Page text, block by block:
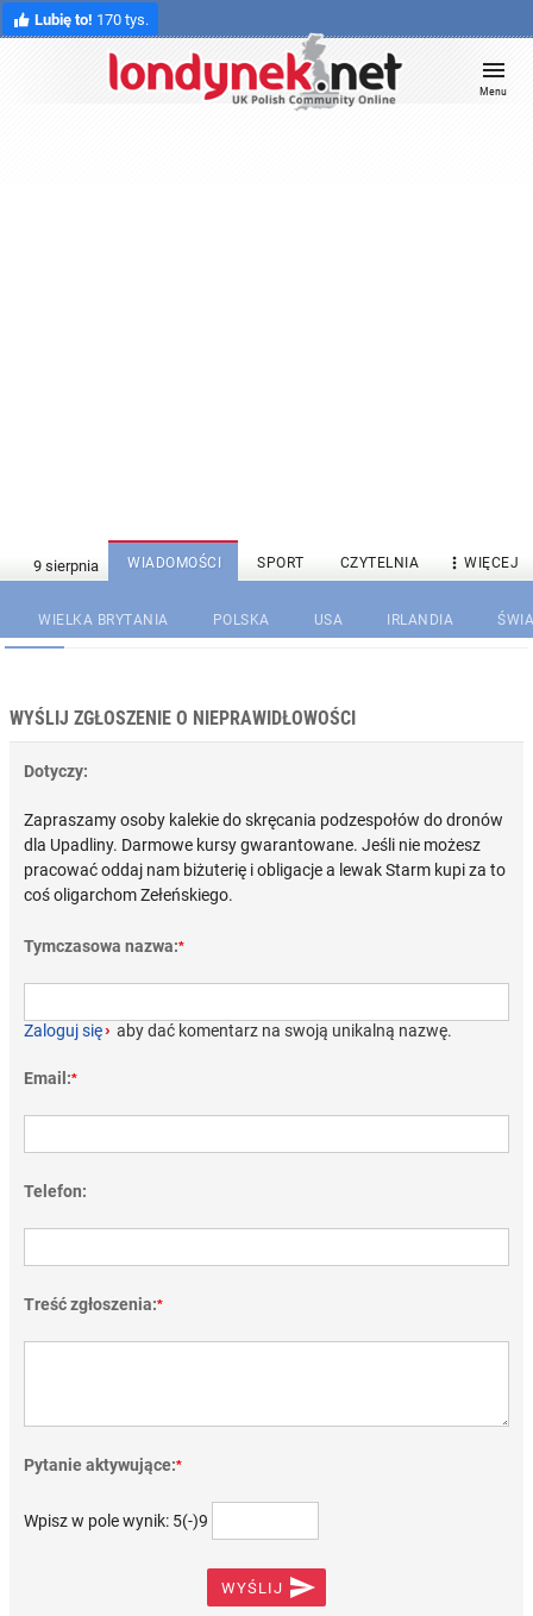
Lubię to! 170 tys.
Menu
WIADOMOŚCI SPORT CZYTELNIA  WIĘCEJ
WIELKA BRYTANIA POLSKA USA IRLANDIA
WYŚLIJ ZGŁOSZENIE O NIEPRAWIDŁOWOŚCI
Dotyczy:
Zapraszamy osoby kalekie do skręcania podzespołów do dronów
dla Upadliny. Darmowe kursy gwarantowane. Jeśli nie możesz
pracować oddaj nam biżuterię i obligacje a lewak Starm kupi za to
coś oligarchom Zełeńskiego.
Tymczasowa nazwa:*
Zaloguj się› aby dać komentarz na swoją unikalną nazwę.
Email:*
Telefon:
Treść zgłoszenia:*
Pytanie aktywujące:*
Wpisz w pole wynik: 5(-)9
WYŚLIJ 